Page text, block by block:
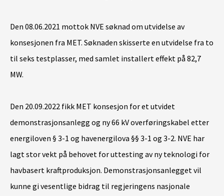
Den 08.06.2021 mottok NVE søknad om utvidelse av
konsesjonen fra MET. Søknaden skisserte en utvidelse fra to
til seks testplasser, med samlet installert effekt på 82,7
MW.
Den 20.09.2022 fikk MET konsesjon for et utvidet
demonstrasjonsanlegg og ny 66 kV overføringskabel etter
energiloven § 3-1 og havenergilova §§ 3-1 og 3-2. NVE har
lagt stor vekt på behovet for uttesting av ny teknologi for
havbasert kraftproduksjon. Demonstrasjonsanlegget vil
kunne gi vesentlige bidrag til regjeringens nasjonale